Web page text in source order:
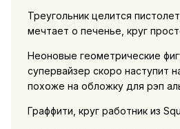
Треугольник целится
мечтает о печенье, круг
Неоновые геометрические
супервайзер скоро наступит
похоже на обложку для рэп
Граффити, круг работник из